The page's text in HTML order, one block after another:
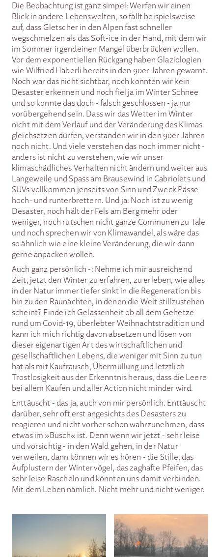
Die Beobachtung ist ganz simpel: Werfen wir einen
Blick in andere Lebenswelten, so fällt beispielsweise
auf, dass Gletscher in den Alpen fast schneller
wegschmelzen als das Soft-ice in der Hand, mit dem wir
im Sommer irgendeinen Mangel überbrücken wollen.
Vor dem exponentiellen Rückgang haben Glaziologien
wie Wilfried Häberli bereits in den 90er Jahren gewarnt.
Noch war das nicht sichtbar, noch konnten wir kein
Desaster erkennen und noch fiel ja im Winter Schnee
und so konnte das doch - falsch geschlossen - ja nur
vorübergehend sein. Dass wir das Wetter im Winter
nicht mit dem Verlauf und der Veränderung des Klimas
gleichsetzen dürfen, verstanden wir in den 90er Jahren
noch nicht. Und viele verstehen das noch immer nicht -
anders ist nicht zu verstehen, wie wir unser
klimaschädliches Verhalten nicht ändern und weiter aus
Langeweile und Spass am Brausewind in Cabriolets und
SUVs vollkommen jenseits von Sinn und Zweck Pässe
hoch- und runterbrettern. Und ja: Noch ist zu wenig
Desaster, noch hält der Fels am Berg mehr oder
weniger, noch rutschen nicht ganze Communen zu Tale
und noch sprechen wir von Klimawandel, als wäre das
so ähnlich wie eine kleine Veränderung, die wir dann
gerne anpacken wollen.
Auch ganz persönlich -: Nehme ich mir ausreichend
Zeit, jetzt den Winter zu erfahren, zu erleben, wie alles
in der Natur immer tiefer sinkt in die Regeneration bis
hin zu den Raunächten, in denen die Welt stillzustehen
scheint? Finde ich Gelassenheit ob all dem Gehetze
rund um Covid-19, überlebter Weihnachtstradition und
kann ich mich richtig davon absetzen und lösen von
dieser eigenartigen Art des wirtschaftlichen und
gesellschaftlichen Lebens, die weniger mit Sinn zu tun
hat als mit Kaufrausch, Übermüllung und letztlich
Trostlosigkeit aus der Erkenntnis heraus, dass die Leere
bei allem Kaufen und aller Action nicht minder wird.
Enttäuscht - das ja, auch von mir persönlich. Enttäuscht
darüber, sehr oft erst angesichts des Desasters zu
reagieren und nicht vorher schon wahrzunehmen, dass
etwas im »Busch« ist. Denn wenn wir jetzt - sehr leise
und vorsichtig - in den Wald gehen, in der Natur
verweilen, dann können wir es hören - die Stille, das
Aufplustern der Wintervögel, das zaghafte Pfeifen, das
sehr leise Rascheln und könnten uns damit verbinden.
Mit dem Leben nämlich. Nicht mehr und nicht weniger.